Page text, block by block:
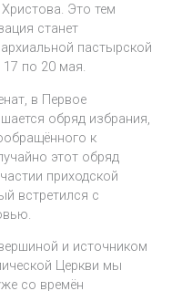
Это тем
станет
пастырской
17 по 20 мая.
в Первое
обряд избрания,
к
этот обряд
приходской
встретился с
и источником
Церкви мы
со времён